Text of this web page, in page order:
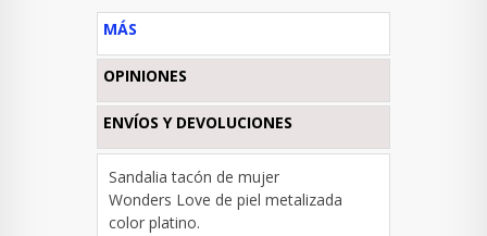
MÁS
OPINIONES
ENVÍOS Y DEVOLUCIONES
Sandalia tacón de mujer
Wonders Love de piel metalizada
color platino.